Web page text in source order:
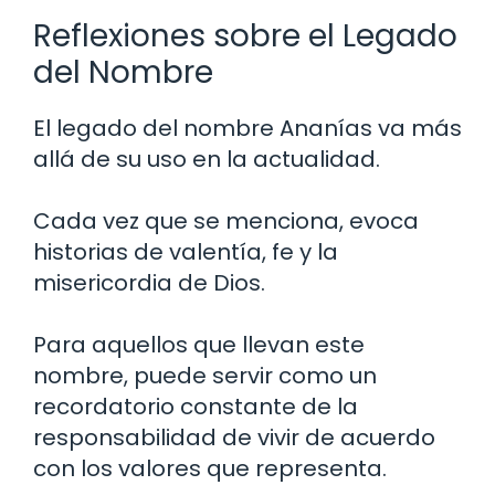
Reflexiones sobre el Legado
del Nombre
El legado del nombre Ananías va más
allá de su uso en la actualidad.
Cada vez que se menciona, evoca
historias de valentía, fe y la
misericordia de Dios.
Para aquellos que llevan este
nombre, puede servir como un
recordatorio constante de la
responsabilidad de vivir de acuerdo
con los valores que representa.